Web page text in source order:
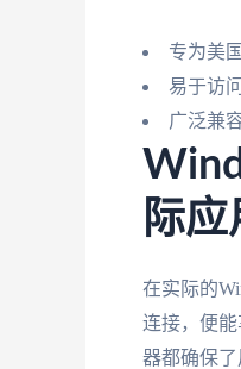
专为美
易于访
广泛兼
际应
在实际的
连接，便
器都确保了